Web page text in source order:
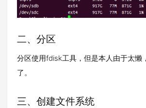
二、分区
分区使用fdisk工具，但是本人由于太懒
了。
三、创建文件系统